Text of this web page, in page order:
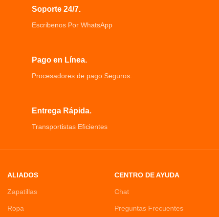
Soporte 24/7.
Escribenos Por WhatsApp
Pago en Línea.
Procesadores de pago Seguros.
Entrega Rápida.
Transportistas Eficientes
ALIADOS
Zapatillas
Ropa
CENTRO DE AYUDA
Chat
Preguntas Frecuentes